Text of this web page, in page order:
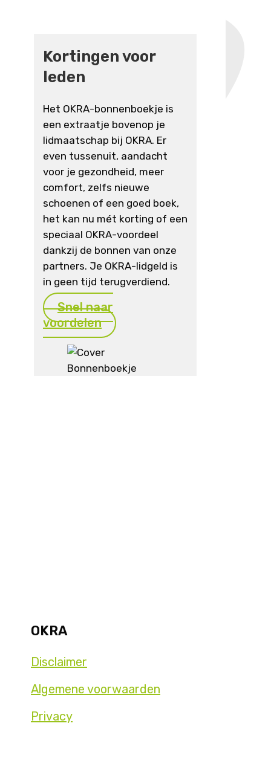
Kortingen voor
leden
Het OKRA-bonnenboekje is
een extraatje bovenop je
lidmaatschap bij OKRA. Er
even tussenuit, aandacht
voor je gezondheid, meer
comfort, zelfs nieuwe
schoenen of een goed boek,
het kan nu mét korting of een
speciaal OKRA-voordeel
dankzij de bonnen van onze
partners. Je OKRA-lidgeld is
in geen tijd terugverdiend.
Snel naar
voordelen
OKRA
Disclaimer
Algemene voorwaarden
Privacy